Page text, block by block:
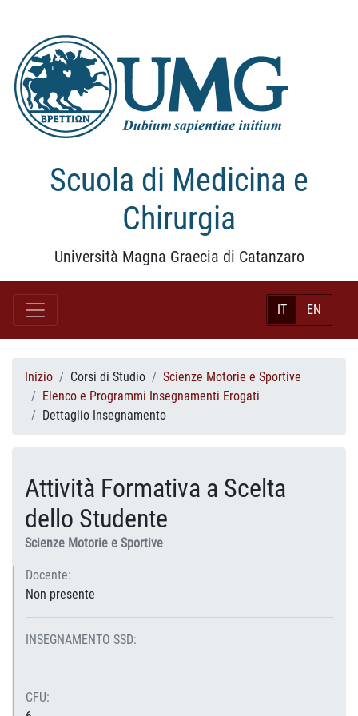
Scuola di Medicina e
Chirurgia
Università Magna Graecia di Catanzaro
IT EN
Inizio Corsi di Studio
Scienze Motorie e Sportive
Elenco e Programmi Insegnamenti Erogati
Dettaglio Insegnamento
Attività Formativa a Scelta
dello Studente
Scienze Motorie e Sportive
Docente:
Non presente
INSEGNAMENTO SSD:
CFU: